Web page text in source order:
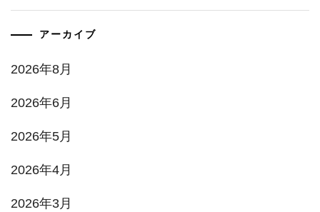
アーカイブ
2026年8月
2026年6月
2026年5月
2026年4月
2026年3月